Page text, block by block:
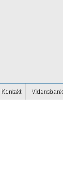
Kontakt Vidensbank